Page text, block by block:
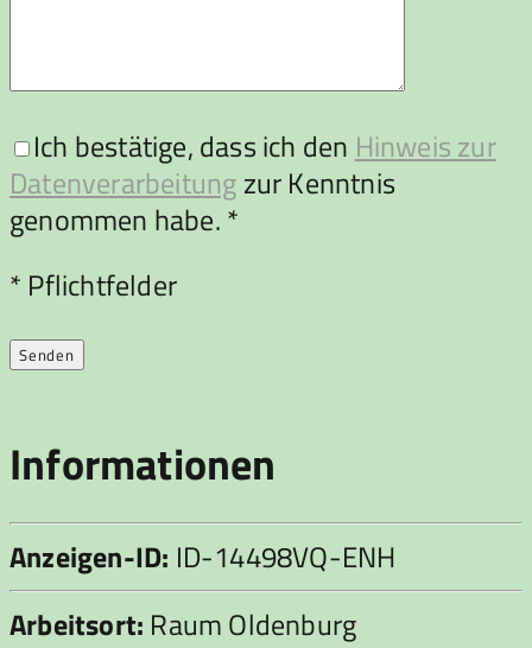
Ich bestätige, dass ich den Hinweis zur
Datenverarbeitungzur Kenntnis
genommen habe. *
Bitte lasse dieses Feld leer.
* Pflichtfelder
Informationen
Anzeigen-ID: ID-14498VQ-ENH
Arbeitsort: Raum Oldenburg